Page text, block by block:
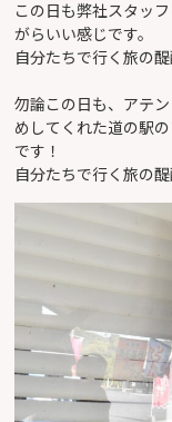
この日も弊社スタッ
がらいい感じです。
自分たちで行く旅の
勿論この日も、アテ
めしてくれた道の駅
です！
自分たちで行く旅の